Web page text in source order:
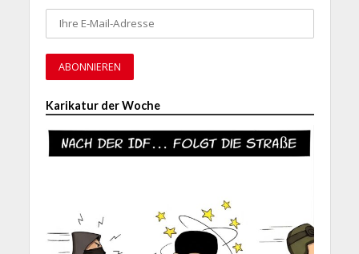
Karikatur der Woche